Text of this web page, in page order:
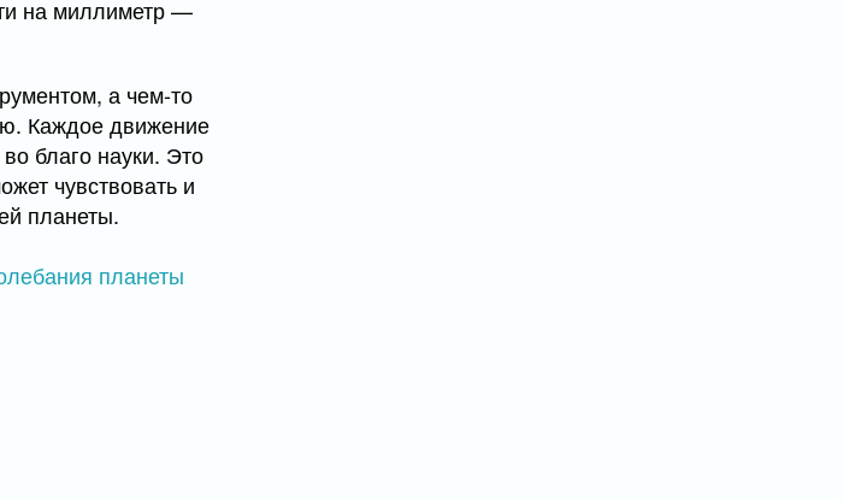
на миллиметр —
а чем-то
Каждое движение
благо науки. Это
чувствовать и
планеты.